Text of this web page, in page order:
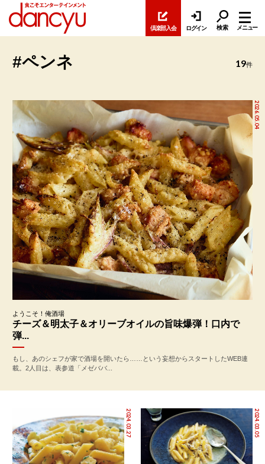
倶楽部入会 ログイン 検索 メニュー
#ペンネ 19件
2026.05.04
ようこそ！俺酒場
チーズ＆明太子＆オリーブオイルの旨味爆弾！口内で
弾...
もし、あのシェフが家で酒場を開いたら……という妄想からスタートしたWEB連
載。2人目は、表参道「メゼババ...
2024.03.27 2024.03.05